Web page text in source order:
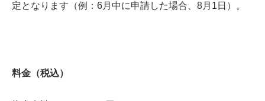
定となります（例：6月中に申請した場合、8月1日）。
料金（税込）